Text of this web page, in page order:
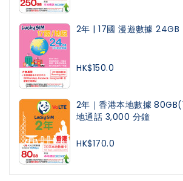
2年 | 17國 漫遊數據 24GB
HK$150.0
2年｜香港本地數據
地通話 3,000 分鐘
HK$170.0